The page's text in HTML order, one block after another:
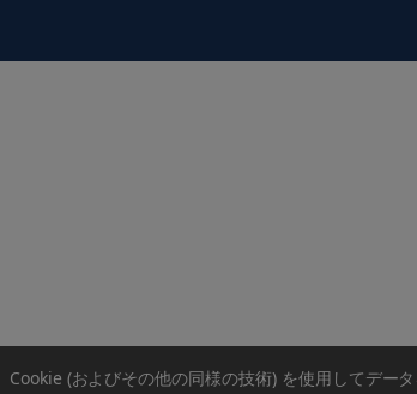
(およびその他の同様の技術) を使用してデータ